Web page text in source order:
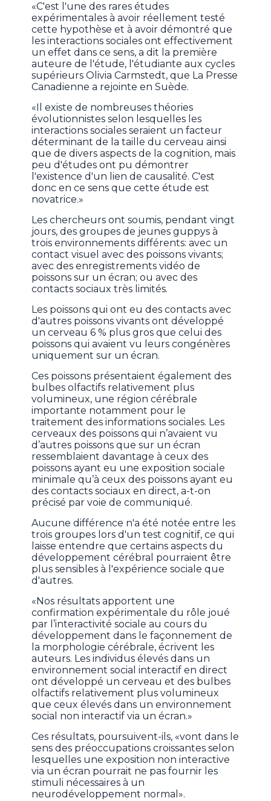
«C'est l'une des rares études
expérimentales à avoir réellement testé
cette hypothèse et à avoir démontré que
les interactions sociales ont effectivement
un effet dans ce sens, a dit la première
auteure de l'étude, l'étudiante aux cycles
supérieurs Olivia Carmstedt, que La Presse
Canadienne a rejointe en Suède.
«Il existe de nombreuses théories
évolutionnistes selon lesquelles les
interactions sociales seraient un facteur
déterminant de la taille du cerveau ainsi
que de divers aspects de la cognition, mais
peu d'études ont pu démontrer
l'existence d'un lien de causalité. C'est
donc en ce sens que cette étude est
novatrice.»
Les chercheurs ont soumis, pendant vingt
jours, des groupes de jeunes guppys à
trois environnements différents: avec un
contact visuel avec des poissons vivants;
avec des enregistrements vidéo de
poissons sur un écran; ou avec des
contacts sociaux très limités.
Les poissons qui ont eu des contacts avec
d'autres poissons vivants ont développé
un cerveau 6 % plus gros que celui des
poissons qui avaient vu leurs congénères
uniquement sur un écran.
Ces poissons présentaient également des
bulbes olfactifs relativement plus
volumineux, une région cérébrale
importante notamment pour le
traitement des informations sociales. Les
cerveaux des poissons qui n’avaient vu
d’autres poissons que sur un écran
ressemblaient davantage à ceux des
poissons ayant eu une exposition sociale
minimale qu’à ceux des poissons ayant eu
des contacts sociaux en direct, a-t-on
précisé par voie de communiqué.
Aucune différence n'a été notée entre les
trois groupes lors d'un test cognitif, ce qui
laisse entendre que certains aspects du
développement cérébral pourraient être
plus sensibles à l'expérience sociale que
d'autres.
«Nos résultats apportent une
confirmation expérimentale du rôle joué
par l’interactivité sociale au cours du
développement dans le façonnement de
la morphologie cérébrale, écrivent les
auteurs. Les individus élevés dans un
environnement social interactif en direct
ont développé un cerveau et des bulbes
olfactifs relativement plus volumineux
que ceux élevés dans un environnement
social non interactif via un écran.»
Ces résultats, poursuivent-ils, «vont dans le
sens des préoccupations croissantes selon
lesquelles une exposition non interactive
via un écran pourrait ne pas fournir les
stimuli nécessaires à un
neurodéveloppement normal».